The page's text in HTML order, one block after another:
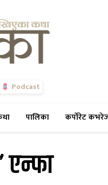
Podcast
(current)
पालिका(current)
कर्पोरेट
एन्फा